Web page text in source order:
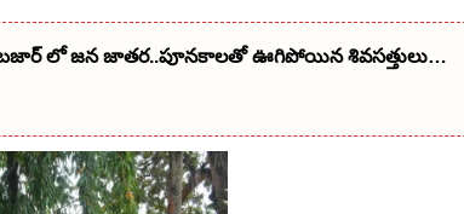
బజార్ లో జన జాతర..పూనకాలతో ఊగిపోయిన శివసత్తులు…